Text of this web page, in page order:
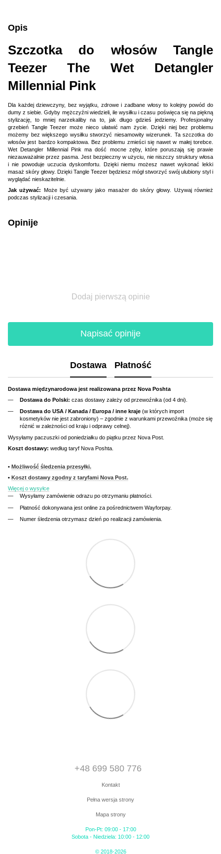
Opis
Szczotka do włosów Tangle
Teezer The Wet Detangler
Millennial Pink
Dla każdej dziewczyny, bez wyjątku, zdrowe i zadbane włosy to kolejny powód do
dumy z siebie. Gdyby mężczyźni wiedzieli, ile wysiłku i czasu poświęca się na piękną
stylizację, to mniej narzekaliby na to, jak długo gdzieś jedziemy. Profesjonalny
grzebień Tangle Teezer może nieco ułatwić nam życie. Dzięki niej bez problemu
możemy bez większego wysiłku stworzyć niesamowity wizerunek. Ta szczotka do
włosów jest bardzo kompaktowa. Bez problemu zmieści się nawet w małej torebce.
Wet Detangler Millennial Pink ma dość mocne zęby, które poruszają się prawie
niezauważalnie przez pasma. Jest bezpieczny w użyciu, nie niszczy struktury włosa
i nie powoduje uczucia dyskomfortu. Dzięki niemu możesz nawet wykonać lekki
masaż skóry głowy. Dzięki Tangle Teezer będziesz mógł stworzyć swój ulubiony styl i
wyglądać nieskazitelnie.
Jak używać: Może być używany jako masażer do skóry głowy. Używaj również
podczas stylizacji i czesania.
Opinije
Dodaj pierwszą opinie
Napisać opinije
Dostawa Płatność
Dostawa międzynarodowa jest realizowana przez Nova Poshta
Dostawa do Polski: czas dostawy zależy od przewoźnika (od 4 dni).
Dostawa do USA / Kanada / Europa / inne kraje (w których import
kosmetyków nie jest zabroniony) – zgodnie z warunkami przewoźnika (może się
różnić w zależności od kraju i odprawy celnej).
Wysyłamy paczuszki od poniedziałku do piątku przez Nova Post.
Koszt dostawy: według taryf Nova Poshta.
• Możliwość śledzenia przesyłki.
• Koszt dostawy zgodny z taryfami Nova Post.
Więcej o wysyłce
Wysyłamy zamówienie odrazu po otrzymaniu płatności.
Płatność dokonywana jest online za pośrednictwem Wayforpay.
Numer śledzenia otrzymasz dzień po realizacji zamówienia.
+48 699 580 776
Kontakt
Pełna wersja strony
Mapa strony
Pon-Pt: 09:00 - 17:00
Sobota - Niedziela: 10:00 - 12:00
© 2018-2026